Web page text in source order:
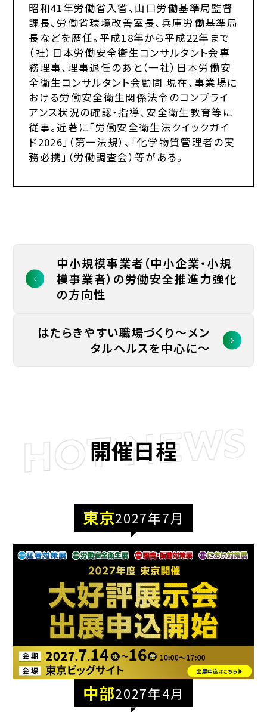
昭和41年労働省入省、山口労働基準局監督
課長、労働省環境改善室長、兵庫労働基準局
長などを歴任。平成18年から平成22年まで
（社）日本労働安全衛生コンサルタント会専
務理事、理事退任のあと（一社）日本労働安
全衛生コンサルタント会顧問 現在、事業場に
おける労働安全衛生関係法令のコンプライ
アンス状況の確認・指導、安全衛生教育等に
従事。近著に「労働安全衛生法クイックガイ
ド2026」（第一法規）、「化学物質管理者の実
務必携」（労働調査会）等がある。
中小規模事業者（中小企業・小規
模事業者）の労働安全推進力強化
の方向性
はたらきやすい職場づくり～メン
タルヘルスを中心に～
開催日程
HOT NEWS
東京2027年7月
中部2027年4月